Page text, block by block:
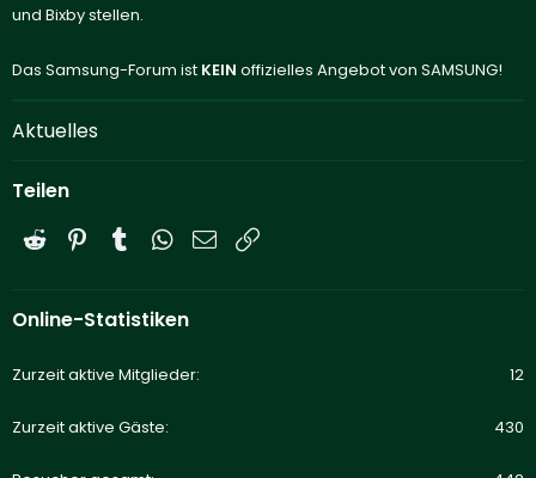
und Bixby stellen.
Das Samsung-Forum ist KEIN offizielles Angebot von SAMSUNG!
Aktuelles
Teilen
Reddit PinterestTumblrWhatsApp
E-Mail
Online-Statistiken
Zurzeit aktive Mitglieder 12
Zurzeit aktive Gäste 430